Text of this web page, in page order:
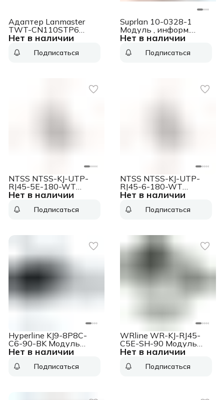
Нет в наличии
Адаптер Lanmaster
TWT-CN110STP6
проходн.RJ45 кат.6
Подписаться
Нет в наличии
Suprlan 10-0328-1
Модуль , информ.
Keystone RJ45 1 кат.5E
Подписаться
Нет в наличии
NTSS NTSS-KJ-UTP-
RJ45-5E-180-WT
Модуль Lanmaster -KJ-
информ. KeystoneRJ45
Подписаться
Нет в наличии
NTSS NTSS-KJ-UTP-
RJ45-6-180-WT
Модуль Lanmaster -KJ-
информ. KeystoneRJ45
Подписаться
Нет в наличии
Hyperline KJ9-8P8C-
C6-90-BK Модуль
универсальный KJ9,
кат. 6, неэкр., 1 шт,
Подписаться
Нет в наличии
WRline WR-KJ-RJ45-
C5E-SH-90 Модуль
Hyperline информ.
FTP черныйПодписаться